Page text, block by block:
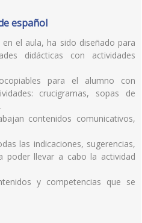
español
el aula, ha sido diseñado para
didácticas con actividades
para el alumno con
crucigramas, sopas de
contenidos comunicativos,
las indicaciones, sugerencias,
poder llevar a cabo la actividad
y competencias que se